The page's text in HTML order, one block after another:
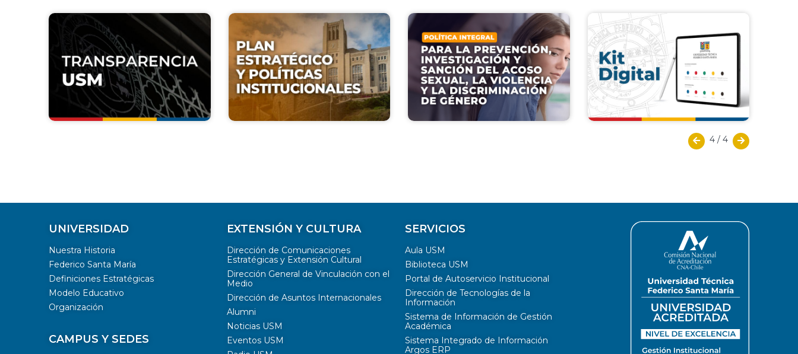
4 / 4
UNIVERSIDAD
Nuestra Historia
Federico Santa María
Definiciones Estratégicas
Modelo Educativo
Organización
CAMPUS Y SEDES
EXTENSIÓN Y CULTURA
Dirección de Comunicaciones
Estratégicas y Extensión Cultural
Dirección General de Vinculación con el
Medio
Dirección de Asuntos Internacionales
Alumni
Noticias USM
Eventos USM
SERVICIOS
Aula USM
Biblioteca USM
Portal de Autoservicio Institucional
Dirección de Tecnologías de la
Información
Sistema de Información de Gestión
Académica
Sistema Integrado de Información
Argos ERP